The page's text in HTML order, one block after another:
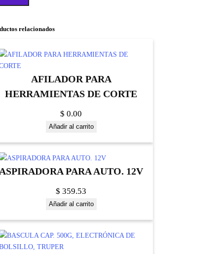
relacionados
AFILADOR PARA
HERRAMIENTAS DE CORTE
$ 0.00
Añadir al carrito
PARA AUTO. 12V
$ 359.53
Añadir al carrito